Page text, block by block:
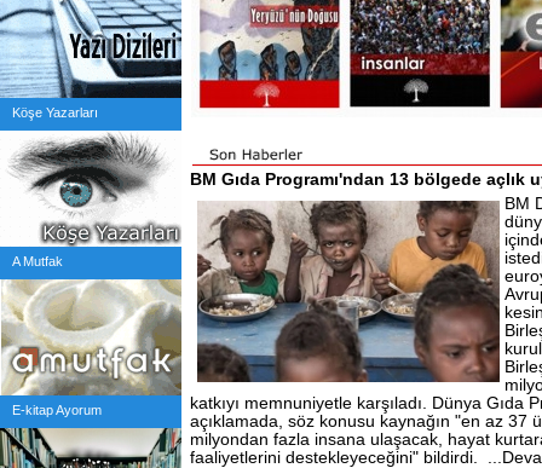
Köşe Yazarları
A Mutfak
E-kitap Ayorum
BM Gıda Programı'ndan 13 bölgede açlık
BM
katkıyı memnuniyetle karşıladı. Dünya Gıda
açıklamada, söz konusu kaynağın "en az 37
milyondan fazla insana ulaşacak, hayat
faaliyetlerini destekleyeceğini" bildirdi.